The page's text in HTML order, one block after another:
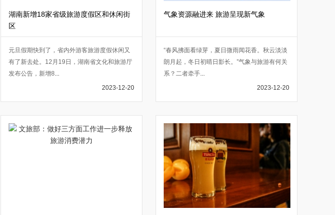
湖南新增18家省级旅游度假区和休闲街
区
元旦假期快到了，省内外游客旅游度假休闲又
有了新去处。12月19日，湖南省文化和旅游厅
发布公告，新增8...
2023-12-20
气象资源融进来 旅游呈现新气象
“春风拂面看绿芽，夏日微雨闻花香。秋云淡淡
朗月起，冬日初晴日影长。”气象与旅游有何关
系？二者牵手...
2023-12-20